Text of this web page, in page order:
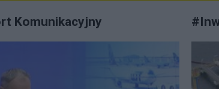
Komunikacyjny #